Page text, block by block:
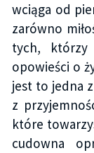
wciąga od
zarówno
tych, którzy
opowieści o
jest to jedna
z
które
cudowna